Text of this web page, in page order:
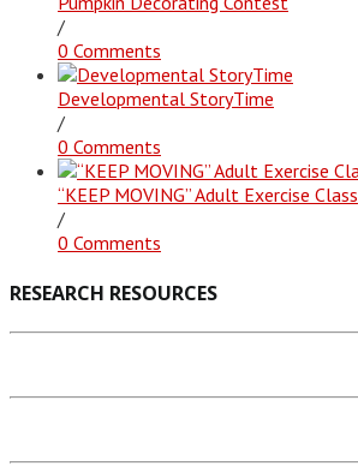
/
0 Comments
Developmental StoryTime
/
0 Comments
“KEEP MOVING” Adult Exercise Class
/
0 Comments
RESEARCH RESOURCES